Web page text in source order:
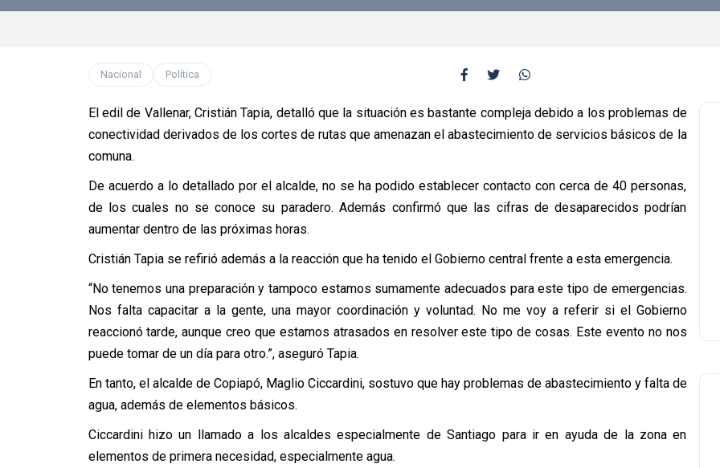
Nacional Política
El edil de Vallenar, Cristián Tapia, detalló que la situación es bastante compleja debido a los problemas de
conectividad derivados de los cortes de rutas que amenazan el abastecimiento de servicios básicos de la
comuna.
De acuerdo a lo detallado por el alcalde, no se ha podido establecer contacto con cerca de 40 personas,
de los cuales no se conoce su paradero. Además confirmó que las cifras de desaparecidos podrían
aumentar dentro de las próximas horas.
Cristián Tapia se refirió además a la reacción que ha tenido el Gobierno central frente a esta emergencia.
“No tenemos una preparación y tampoco estamos sumamente adecuados para este tipo de emergencias.
Nos falta capacitar a la gente, una mayor coordinación y voluntad. No me voy a referir si el Gobierno
reaccionó tarde, aunque creo que estamos atrasados en resolver este tipo de cosas. Este evento no nos
puede tomar de un día para otro.”, aseguró Tapia.
En tanto, el alcalde de Copiapó, Maglio Ciccardini, sostuvo que hay problemas de abastecimiento y falta de
agua, además de elementos básicos.
Ciccardini hizo un llamado a los alcaldes especialmente de Santiago para ir en ayuda de la zona en
elementos de primera necesidad, especialmente agua.